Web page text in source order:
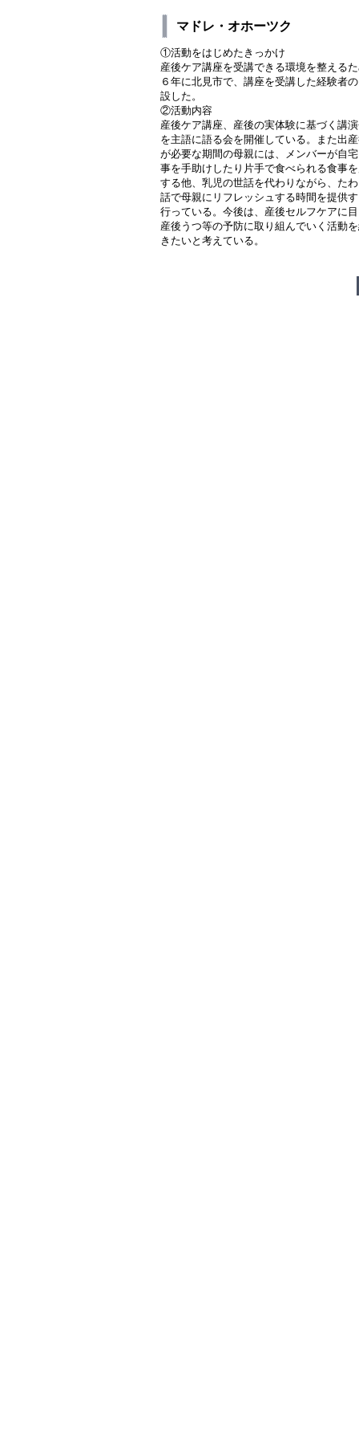
マドレ・オホーツク
①活動をはじめたきっかけ
産後ケア講座を受講できる環境を整える
６年に北見市で、講座を受講した経験者
設した。
②活動内容
産後ケア講座、産後の実体験に基づく講
を主語に語る会を開催している。また出
が必要な期間の母親には、メンバーが自
事を手助けしたり片手で食べられる食事
する他、乳児の世話を代わりながら、た
話で母親にリフレッシュする時間を提供
行っている。今後は、産後セルフケアに
産後うつ等の予防に取り組んでいく活動
きたいと考えている。